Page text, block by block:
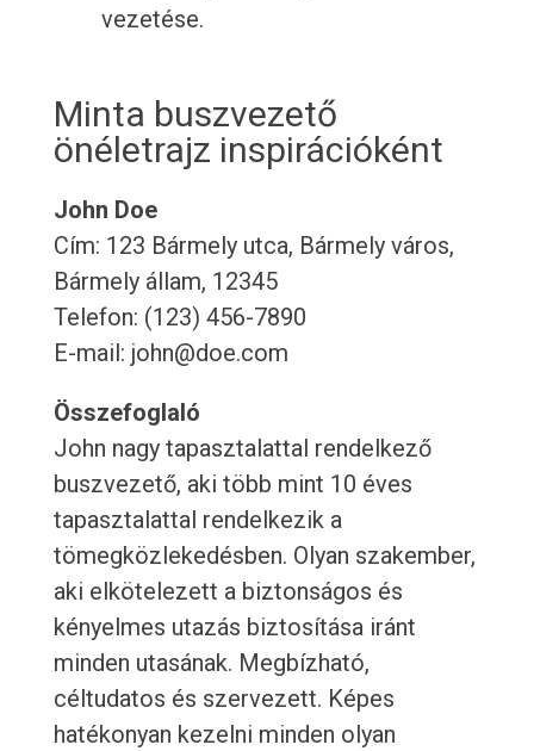
vezetése.
Minta buszvezető
önéletrajz inspirációként
John Doe
Cím: 123 Bármely utca, Bármely város,
Bármely állam, 12345
Telefon: (123) 456-7890
E-mail: john@doe.com
Összefoglaló
John nagy tapasztalattal rendelkező
buszvezető, aki több mint 10 éves
tapasztalattal rendelkezik a
tömegközlekedésben. Olyan szakember,
aki elkötelezett a biztonságos és
kényelmes utazás biztosítása iránt
minden utasának. Megbízható,
céltudatos és szervezett. Képes
hatékonyan kezelni minden olyan